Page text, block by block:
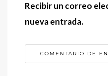
Recibir un correo
nueva entrada.